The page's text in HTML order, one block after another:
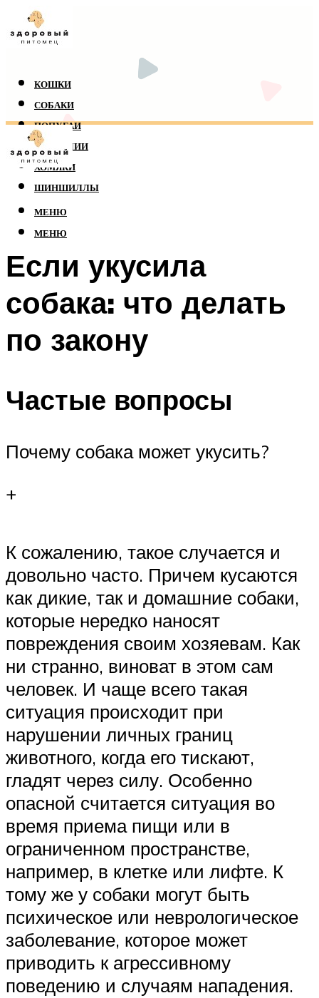
КОШКИ
СОБАКИ
ПОПУГАИ
РЕПТИЛИИ
ХОМЯКИ
ШИНШИЛЛЫ
МЕНЮ
МЕНЮ
Если укусила
собака: что делать
по закону
Частые вопросы
Почему собака может укусить?
+
К сожалению, такое случается и
довольно часто. Причем кусаются
как дикие, так и домашние собаки,
которые нередко наносят
повреждения своим хозяевам. Как
ни странно, виноват в этом сам
человек. И чаще всего такая
ситуация происходит при
нарушении личных границ
животного, когда его тискают,
гладят через силу. Особенно
опасной считается ситуация во
время приема пищи или в
ограниченном пространстве,
например, в клетке или лифте. К
тому же у собаки могут быть
психическое или неврологическое
заболевание, которое может
приводить к агрессивному
поведению и случаям нападения.